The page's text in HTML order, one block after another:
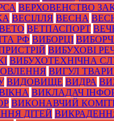
ВЕРХОВЕНСТВО
ВЕСІЛЛЯ ВЕСНА
ВЕТПАСПОРТ
РФ ВИБОРЦІ
ВИБУХОВІ
ВИБУХОТЕХНІЧНА
ВИГУЛ
ВИДОВИЩЕ ВИДРА
ВИКЛАДАЧ
ВИКОНАВЧИЙ
ДІТЕЙ